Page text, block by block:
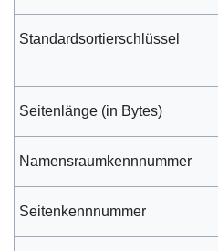
Standardsortierschlüssel
Seitenlänge (in Bytes)
Namensraumkennnummer
Seitenkennnummer